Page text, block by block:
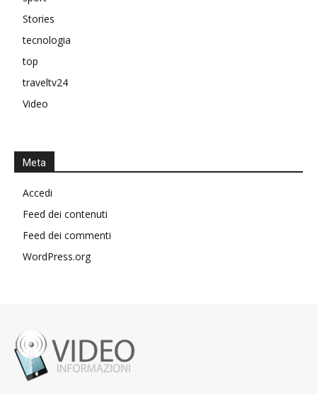
Stories
tecnologia
top
traveltv24
Video
Meta
Accedi
Feed dei contenuti
Feed dei commenti
WordPress.org